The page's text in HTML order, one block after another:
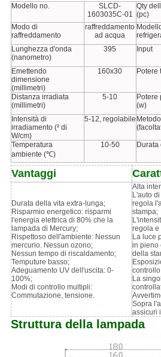
Modello no.
SLCD-
1603035C-01
Qty
(pc)
Modo di
raffreddamento
raffreddamento
ad acqua
Lunghezza d'onda
(nanometro)
395 Input
Emettendo
dimensione
(millimetri)
160x30 Potere
Distanza irradiata
(millimetri)
5-10
Potere
(w)
Intensità di
irradiamento (² di
W/cm)
5-12, regolabile
Temperatura
ambiente (℃)
10-50 Durata
Vantaggi
Durata della vita extra-lunga;
Risparmio energetico: risparmi
l'energia elettrica di 80% che la
lampada di Mercury;
Rispettoso dell'ambiente: Nessun
mercurio. Nessun ozono;
Nessun tempo di riscaldamento;
Temputure basso;
Adeguamento UV dell'uscita: 0-
100%;
Modi di controllo multipli:
Commutazione, tensione.
Alta
L'auto
regola
stampa;
regola e
La luce
in pieno
della
La
Sopra
assicuri
Struttura della lampada